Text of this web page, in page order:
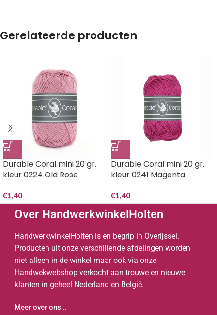
Gerelateerde producten
Durable Coral mini 20 gr.
kleur 0224 Old Rose
€1,40
Durable Coral mini 20 gr.
kleur 0241 Magenta
€1,40
Over HandwerkwinkelHolten
HandwerkwinkelHolten is en begrip in Overijssel.
Producten uit onze verschillende afdelingen worden
niet alleen in de winkel maar ook via onze
Handwekwebshop verkocht aan trouwe en nieuwe
klanten in geheel Nederland en België.
Meer over ons...